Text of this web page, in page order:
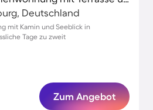
Deutschland
mit Kamin und Seeblick in
Tage zu zweit
Zum Angebot